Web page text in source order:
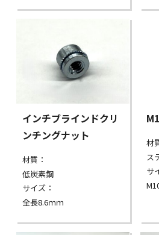
インチブラインドクリ
ンチングナット
材質：
低炭素鋼
サイズ：
全長8.6ｍｍ
材
ス
サ